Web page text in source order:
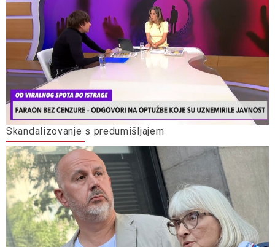
Skandalizovanje s predumišljajem